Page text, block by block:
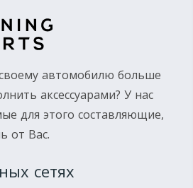
автомобилю больше
аксессуарами? У нас
для этого составляющие,
от Вас.
сетях